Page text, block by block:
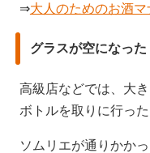
⇒大人のためのお酒
グラスが空になった
高級店などでは、大
ボトルを取りに行っ
ソムリエが通りかか